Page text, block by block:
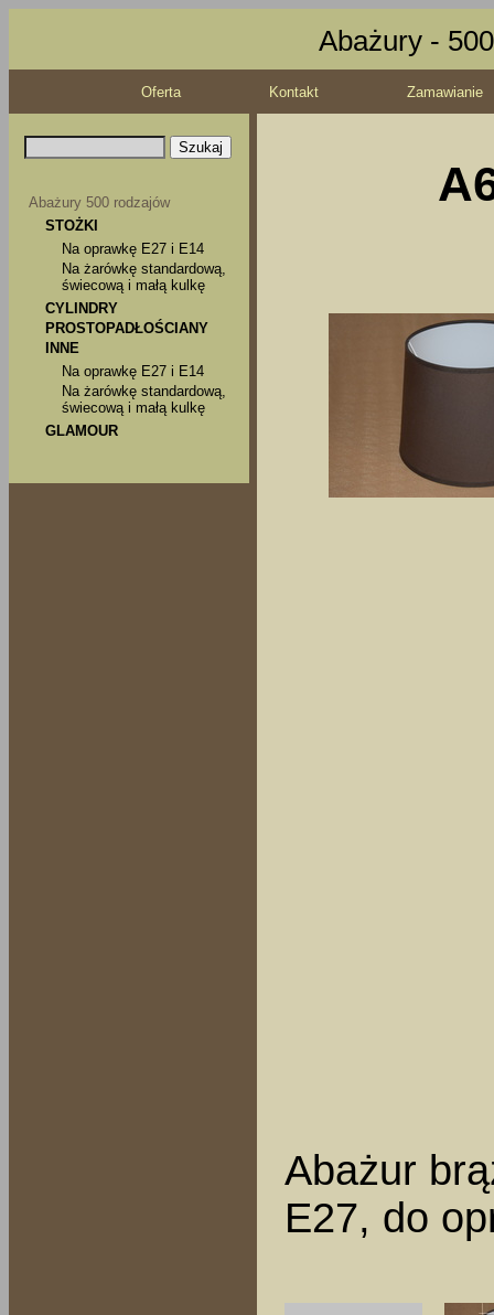
Abażury -
Oferta Kontakt Zamawianie
Abażury 500 rodzajów
STOŻKI
Na oprawkę E27 i E14
Na żarówkę standardową,
świecową i małą kulkę
CYLINDRY
PROSTOPADŁOŚCIANY
INNE
Na oprawkę E27 i E14
Na żarówkę standardową,
świecową i małą kulkę
GLAMOUR
Abażur
E27, do